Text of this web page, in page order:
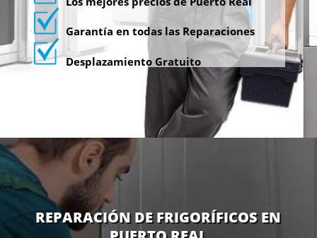
Garantía en todas las Reparaciones
Desplazamiento Gratuito
REPARACIÓN DE FRIGORÍFICOS EN